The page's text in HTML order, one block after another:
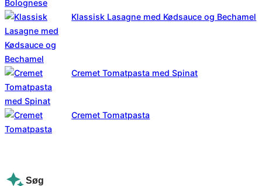
Klassisk Lasagne med Kødsauce og Bechamel
Cremet Tomatpasta med Spinat
Cremet Tomatpasta
Søg